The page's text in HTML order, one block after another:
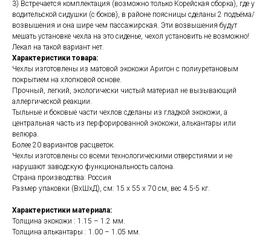
3) Встречается комплектация (возможно только Корейская сборка), где у
водительской сидушки (с боков), в районе поясницы сделаны 2 подъёма/
возвышения и она шире чем пассажирская. Эти возвышения будут
мешать установке чехла на это сиденье, чехол установить не возможно!
Лекал на такой вариант нет.
Характеристики товара:
Чехлы изготовлены из матовой экокожи Аригон с полиуретановым
покрытием на хлопковой основе.
Прочный, легкий, экологически чистый материал не вызывающий
аллергической реакции.
Тыльные и боковые части чехлов сделаны из гладкой экокожи, а
центральная часть из перфорированной экокожи, алькантары или
велюра.
Более 20 вариантов расцветок.
Чехлы изготовлены со всеми технологическими отверстиями и не
нарушают заводскую функциональность салона.
Страна производства: Россия
Размер упаковки (ВхШхД), см: 15 x 55 x 70 см, вес 4.5-5 кг.
Характеристики материала:
Толщина экокожи : 1.15 – 1.2 мм.
Толщина алькантары : 1.00 – 1.05 мм.